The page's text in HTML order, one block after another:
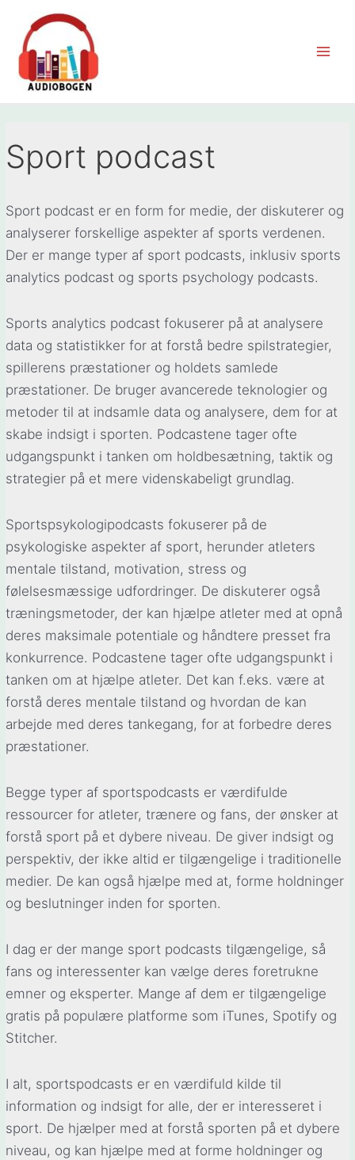
indholdet
Sport podcast
Sport podcast er en form for medie, der diskuterer og
analyserer forskellige aspekter af sports verdenen.
Der er mange typer af sport podcasts, inklusiv sports
analytics podcast og sports psychology podcasts.
Sports analytics podcast fokuserer på at analysere
data og statistikker for at forstå bedre spilstrategier,
spillerens præstationer og holdets samlede
præstationer. De bruger avancerede teknologier og
metoder til at indsamle data og analysere, dem for at
skabe indsigt i sporten. Podcastene tager ofte
udgangspunkt i tanken om holdbesætning, taktik og
strategier på et mere videnskabeligt grundlag.
Sportspsykologipodcasts fokuserer på de
psykologiske aspekter af sport, herunder atleters
mentale tilstand, motivation, stress og
følelsesmæssige udfordringer. De diskuterer også
træningsmetoder, der kan hjælpe atleter med at opnå
deres maksimale potentiale og håndtere presset fra
konkurrence. Podcastene tager ofte udgangspunkt i
tanken om at hjælpe atleter. Det kan f.eks. være at
forstå deres mentale tilstand og hvordan de kan
arbejde med deres tankegang, for at forbedre deres
præstationer.
Begge typer af sportspodcasts er værdifulde
ressourcer for atleter, trænere og fans, der ønsker at
forstå sport på et dybere niveau. De giver indsigt og
perspektiv, der ikke altid er tilgængelige i traditionelle
medier. De kan også hjælpe med at, forme holdninger
og beslutninger inden for sporten.
I dag er der mange sport podcasts tilgængelige, så
fans og interessenter kan vælge deres foretrukne
emner og eksperter. Mange af dem er tilgængelige
gratis på populære platforme som iTunes, Spotify og
Stitcher.
I alt, sportspodcasts er en værdifuld kilde til
information og indsigt for alle, der er interesseret i
sport. De hjælper med at forstå sporten på et dybere
niveau, og kan hjælpe med at forme holdninger og